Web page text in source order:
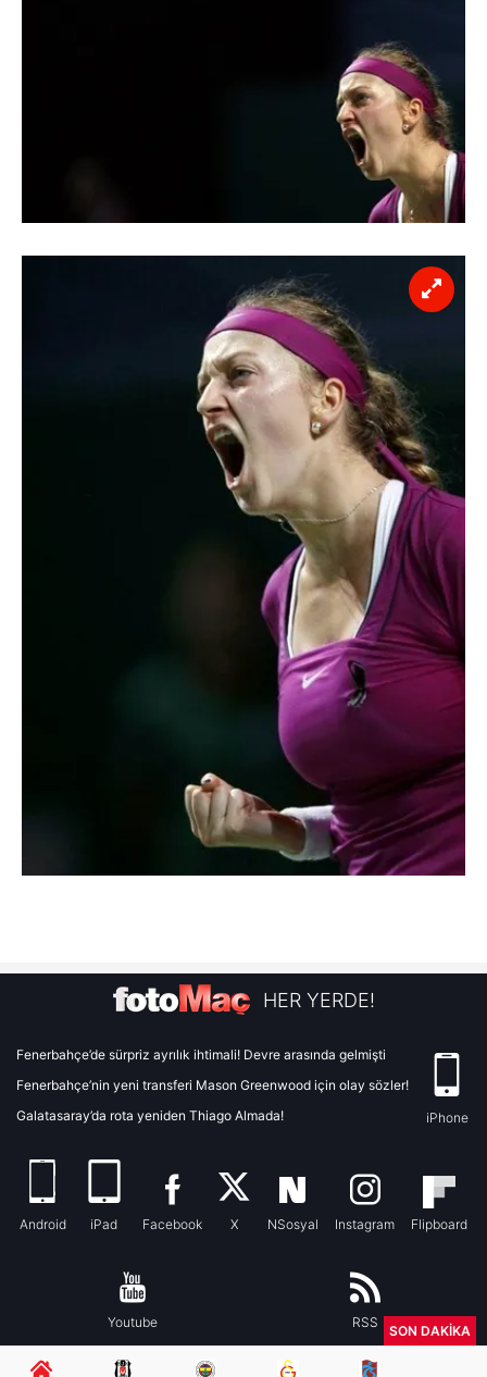
HER YERDE!
Fenerbahçe’de sürpriz ayrılık ihtimali! Devre arasında gelmişti
Fenerbahçe’nin yeni transferi Mason Greenwood için olay sözler!
Galatasaray’da rota yeniden Thiago Almada!
iPhone
Android iPad Facebook X NSosyal Instagram Flipboard
Youtube RSS
SON DAKİKA